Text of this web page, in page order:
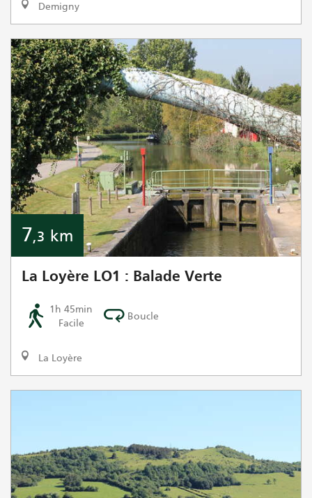
Demigny
7,3 km
La Loyère LO1 : Balade Verte
1h 45min
Facile
Boucle
La Loyère